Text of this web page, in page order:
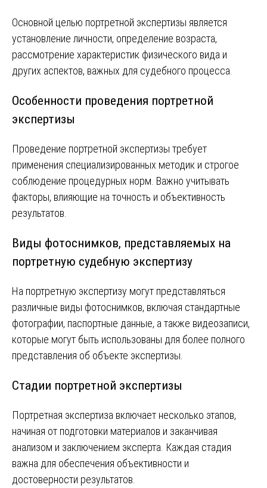
Основной целью портретной экспертизы является
установление личности, определение возраста,
рассмотрение характеристик физического вида и
других аспектов, важных для судебного процесса.
Особенности проведения портретной
экспертизы
Проведение портретной экспертизы требует
применения специализированных методик и строгое
соблюдение процедурных норм. Важно учитывать
факторы, влияющие на точность и объективность
результатов.
Виды фотоснимков, представляемых на
портретную судебную экспертизу
На портретную экспертизу могут представляться
различные виды фотоснимков, включая стандартные
фотографии, паспортные данные, а также видеозаписи,
которые могут быть использованы для более полного
представления об объекте экспертизы.
Стадии портретной экспертизы
Портретная экспертиза включает несколько этапов,
начиная от подготовки материалов и заканчивая
анализом и заключением эксперта. Каждая стадия
важна для обеспечения объективности и
достоверности результатов.